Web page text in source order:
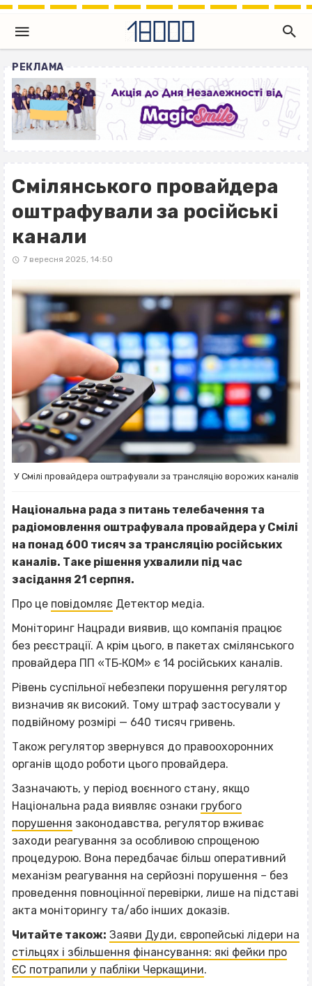
РЕКЛАМА
Смілянського провайдера
оштрафували за російські
канали
7 вересня 2025, 14:50
У Смілі провайдера оштрафували за трансляцію ворожих каналів
Національна рада з питань телебачення та
радіомовлення оштрафувала провайдера у Смілі
на понад 600 тисяч за трансляцію російських
каналів. Таке рішення ухвалили під час
засідання 21 серпня.
Про це повідомляє Детектор медіа.
Моніторинг Нацради виявив, що компанія працює
без реєстрації. А крім цього, в пакетах смілянського
провайдера ПП «ТБ‐КОМ» є 14 російських каналів.
Рівень суспільної небезпеки порушення регулятор
визначив як високий. Тому штраф застосували у
подвійному розмірі — 640 тисяч гривень.
Також регулятор звернувся до правоохоронних
органів щодо роботи цього провайдера.
Зазначають, у період воєнного стану, якщо
Національна рада виявляє ознаки грубого
порушення законодавства, регулятор вживає
заходи реагування за особливою спрощеною
процедурою. Вона передбачає більш оперативний
механізм реагування на серйозні порушення – без
проведення повноцінної перевірки, лише на підставі
акта моніторингу та/або інших доказів.
Читайте також: Заяви Дуди, європейські лідери на
стільцях і збільшення фінансування: які фейки про
ЄС потрапили у пабліки Черкащини.